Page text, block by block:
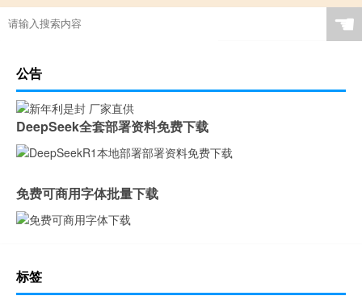
☚
公告
DeepSeek全套部署资料免费下载
免费可商用字体批量下载
标签